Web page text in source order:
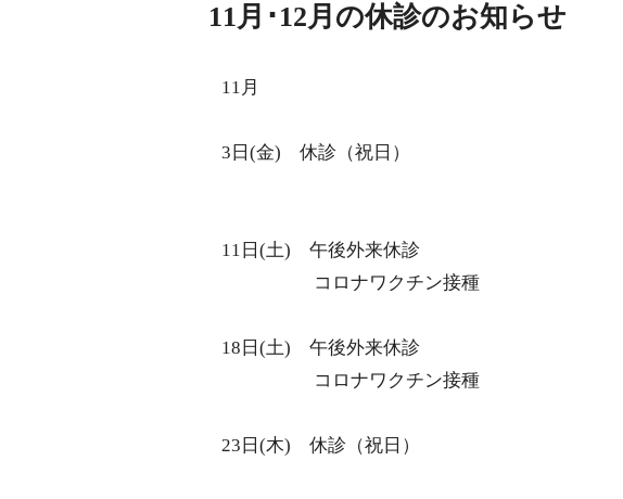
11月･12月の休診のお知らせ
11月
3日 (金) 休診（祝日）
11日 (土) 午後外来休診
コロナワクチン接種
18日 (土) 午後外来休診
コロナワクチン接種
23日 (木) 休診（祝日）